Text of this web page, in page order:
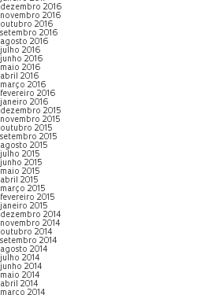
dezembro 2016
novembro 2016
outubro 2016
setembro 2016
agosto 2016
julho 2016
junho 2016
maio 2016
abril 2016
março 2016
fevereiro 2016
janeiro 2016
dezembro 2015
novembro 2015
outubro 2015
setembro 2015
agosto 2015
julho 2015
junho 2015
maio 2015
abril 2015
março 2015
fevereiro 2015
janeiro 2015
dezembro 2014
novembro 2014
outubro 2014
setembro 2014
agosto 2014
julho 2014
junho 2014
maio 2014
abril 2014